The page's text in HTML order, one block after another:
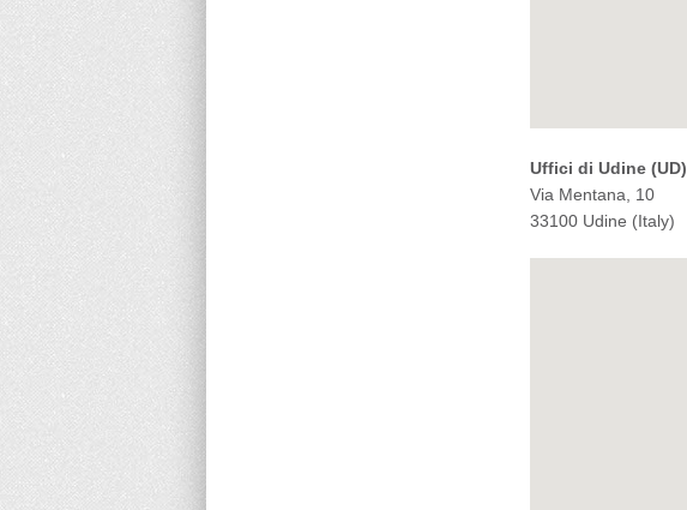
Uffici di Udine (UD)
Via Mentana, 10
33100 Udine (Italy)